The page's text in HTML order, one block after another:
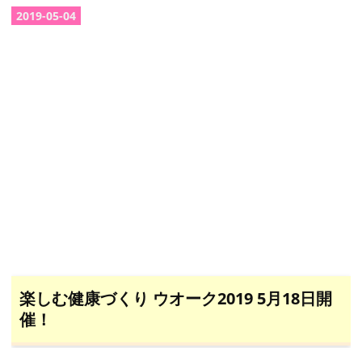
2019-05-04
楽しむ健康づくり ウオーク2019 5月18日開
催！